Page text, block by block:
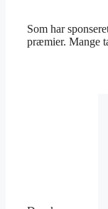
Som har
præmier. Mange